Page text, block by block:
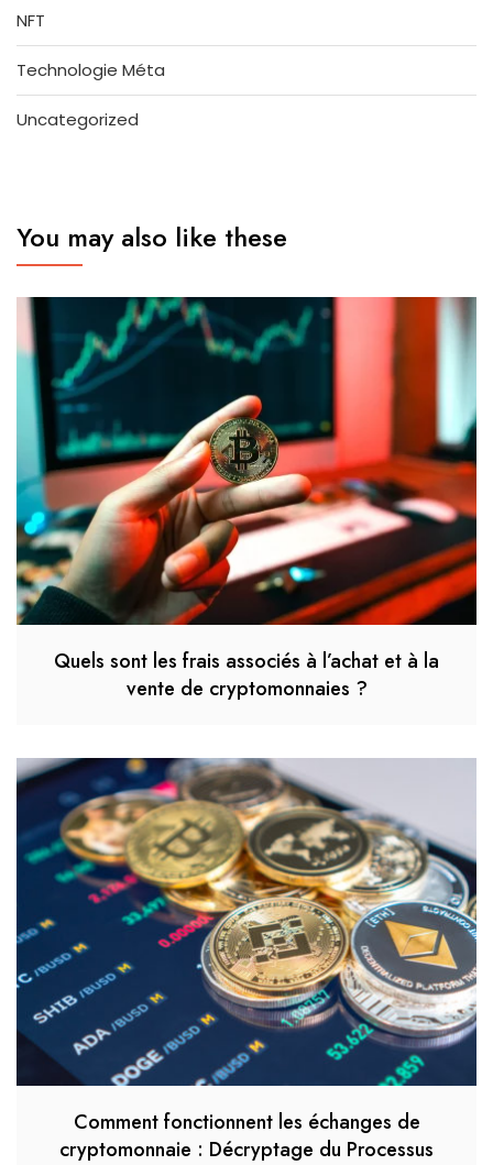
NFT
Technologie Méta
Uncategorized
You may also like these
Quels sont les frais associés à l’achat et à la
vente de cryptomonnaies ?
Comment fonctionnent les échanges de
cryptomonnaie : Décryptage du Processus